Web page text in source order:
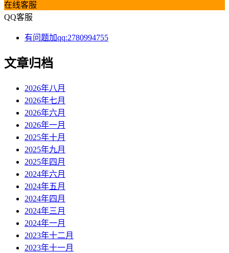
在线客服
QQ客服
有问题加qq:2780994755
文章归档
2026年八月
2026年七月
2026年六月
2026年一月
2025年十月
2025年九月
2025年四月
2024年六月
2024年五月
2024年四月
2024年三月
2024年一月
2023年十二月
2023年十一月